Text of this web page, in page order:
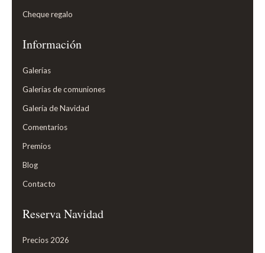
Cheque regalo
Información
Galerías
Galerías de comuniones
Galería de Navidad
Comentarios
Premios
Blog
Contacto
Reserva Navidad
Precios 2026